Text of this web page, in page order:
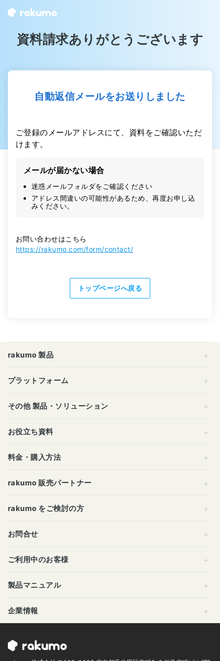
資料請求ありがとうございます
自動返信メールをお送りしました
ご登録のメールアドレスにて、資料をご確認いただ
けます。
メールが届かない場合
迷惑メールフォルダをご確認ください
アドレス間違いの可能性があるため、再度お申し込
みください。
お問い合わせはこちら
https://rakumo.com/form/contact/
トップページへ戻る
rakumo 製品
プラットフォーム
その他 製品・ソリューション
お役立ち資料
料金・購入方法
rakumo 販売パートナー
rakumo をご検討の方
お問合せ
ご利用中のお客様
製品マニュアル
企業情報